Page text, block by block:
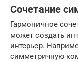
Сочетание
Гармоничное
может создать
интерьер.
симметричную